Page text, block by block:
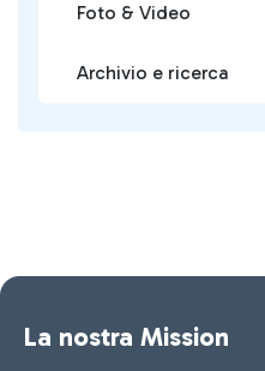
Foto & Video
Archivio e ricerca
La nostra Mission